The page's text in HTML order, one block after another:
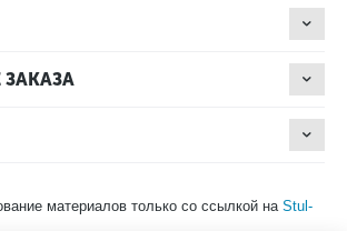
материалов только со ссылкой на Stul-